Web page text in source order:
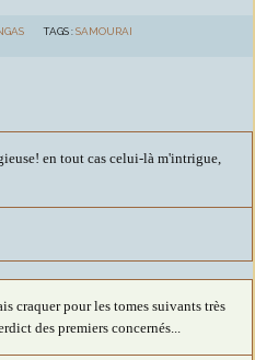
TAGS :SAMOURAI
en tout cas celui-là m'intrigue,
craquer pour les tomes suivants très
des premiers concernés...